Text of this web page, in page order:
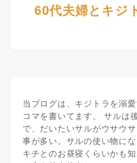
60代夫婦とキジ
当ブログは、キジトラを溺
コマを書いてます。 サルは
で、だいたいサルがウサウ
事が多い。サルの使い物に
キチとのお昼寝くらいかも